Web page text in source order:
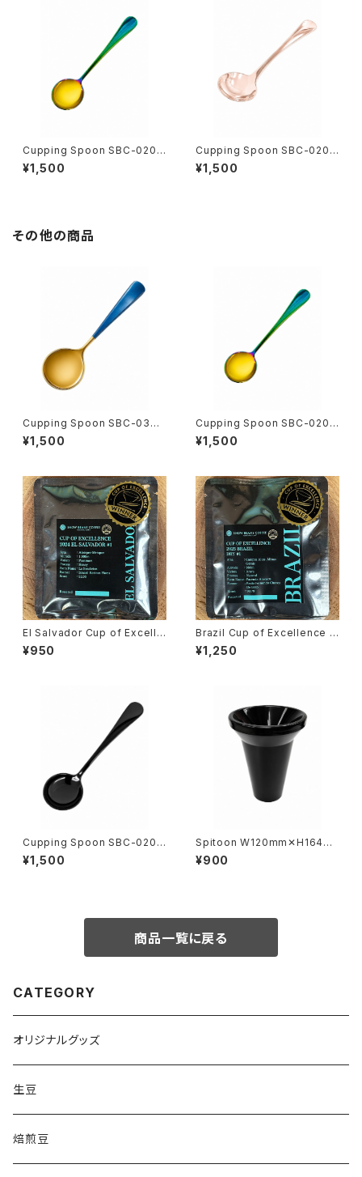
ナルスプーンケースプレゼント
Cupping Spoon SBC-020-
1 W40mm✕H160mm 名入れ
無料 【レインボー】☆カッピング
¥1,500
Cupping Spoon SBC-020-
2 W40mm✕H160mm 名入れ
無料 【ローズゴールド】☆カッピ
¥1,500
その他の商品
Cupping Spoon SBC-030-
1 W43mm✕H160mm 名入れ
無料 【ゴールド✕ブルー】☆カッ
ロゴ入りオリジナルスプーンケ
ースプレゼント
¥1,500
Cupping Spoon SBC-020-
1 W40mm✕H160mm 名入れ
無料 【レインボー】☆カッピング
オリジナルスプーンケースプレ
ゼント
¥1,500
El Salvador Cup of Excelle
nce 2024 #1 [15g]
¥950
Brazil Cup of Excellence 2
025 Dry #1 [15g]
¥1,250
Cupping Spoon SBC-020-
4 W40mm✕H160mm 名入れ
無料 【ブラック】☆カッピングス
¥1,500
Spitoon W120mm✕H164m
m 【黒】
¥900
商品一覧に戻る
CATEGORY
オリジナルグッズ
生豆
焙煎豆